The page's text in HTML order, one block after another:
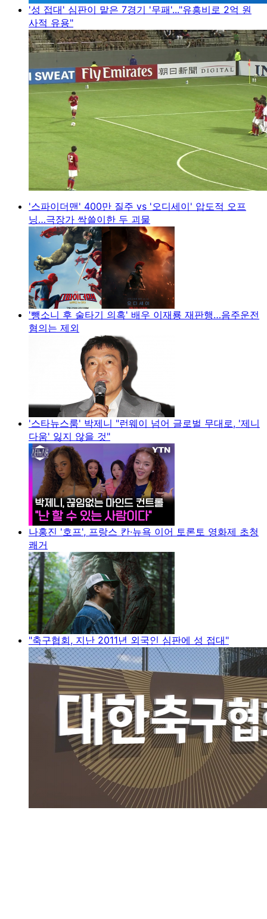
'성 접대' 심판이 맡은 7경기 '무패'..."유흥비로 2억 원
사적 유용"
'스파이더맨' 400만 질주 vs '오디세이' 압도적 오프
닝…극장가 싹쓸이한 두 괴물
'뺑소니 후 술타기 의혹' 배우 이재룡 재판행…음주운전
혐의는 제외
'스타뉴스룸' 박제니 "런웨이 넘어 글로벌 무대로, '제니
다움' 잃지 않을 것"
나홍진 '호프', 프랑스 칸·뉴욕 이어 토론토 영화제 초청
쾌거
"축구협회, 지난 2011년 외국인 심판에 성 접대"